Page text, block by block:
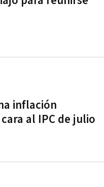
inflación
al IPC de julio